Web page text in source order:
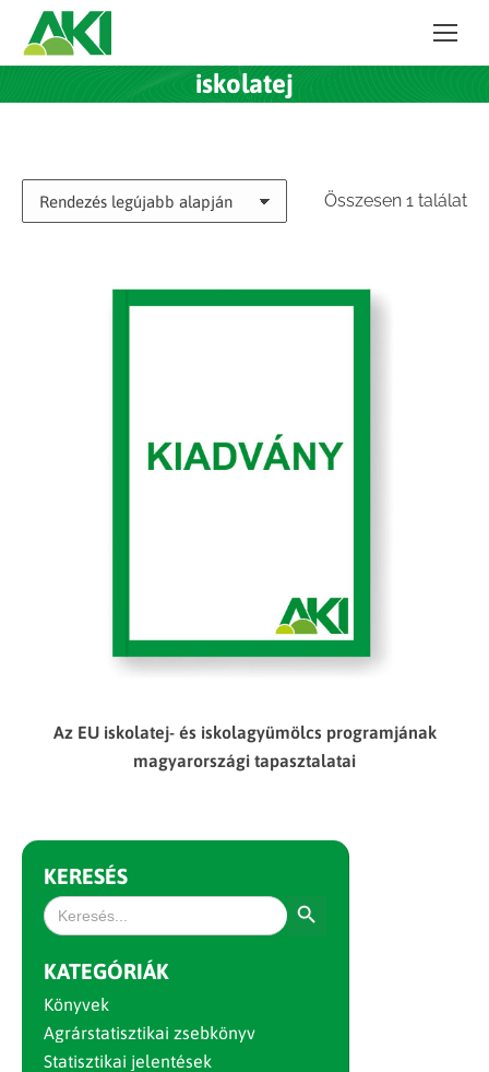
iskolatej
Összesen 1 találat
Az EU iskolatej- és iskolagyümölcs programjának
magyarországi tapasztalatai
KERESÉS
Search
for:
KATEGÓRIÁK
Könyvek
Agrárstatisztikai zsebkönyv
Statisztikai jelentések